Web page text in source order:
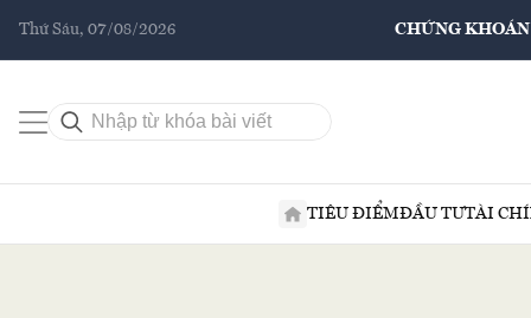
Thứ Sáu, 07/08/2026 CHỨNG KHOÁN
TIÊU ĐIỂMĐẦU TƯTÀI